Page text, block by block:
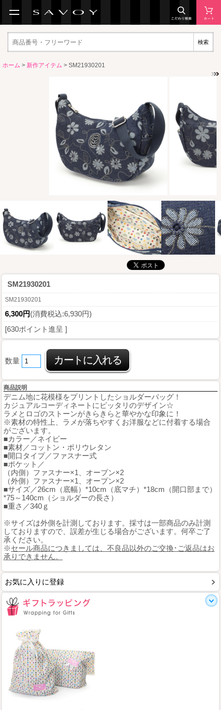
検索
ホーム > 新作アイテム > SM21930201
SM21930201
SM21930201
6,300円(消費税込:6,930円)
[630ポイント進呈 ]
数量
商品説明
デニム地に花模様をプリントしたショルダーバッグ！
カジュアルコーディネートにピッタリのデザイン☆
ラメとロゴのストーンがきらきらと華やかな印象に！
※素材の特性上、ラメが落ちやすくお洋服などに付着する場合
がございます。
■カラー／ネイビー
■素材／コットン・ポリウレタン
■開口タイプ／ファスナー式
■ポケット／
（内側）ファスナー×1、オープン×2
（外側）ファスナー×1、オープン×2
■サイズ／26cm（底幅）*10cm（底マチ）*18cm（開口部まで）
*75～140cm（ショルダーの長さ）
■重さ／340ｇ
※サイズは外側を計測しております。採寸は一部商品のみ計測
しておりますので、誤差が生じる場合がございます。何卒ご了
承ください。
※セール商品につきましては、不良品以外のご交換･ご返品はお
承りできません。
お気に入りに登録